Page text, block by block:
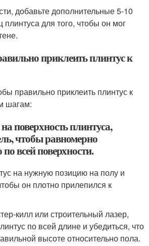
добавьте дополнительные 5-10
для того, чтобы он мог
приклеить плинтус к
правильно приклеить плинтус к
шагам:
поверхность плинтуса,
чтобы равномерно
по всей поверхности.
на нужную позицию на полу и
он плотно прилепился к
килл или строительный лазер,
по всей длине и убедиться, что
высоте относительно пола.